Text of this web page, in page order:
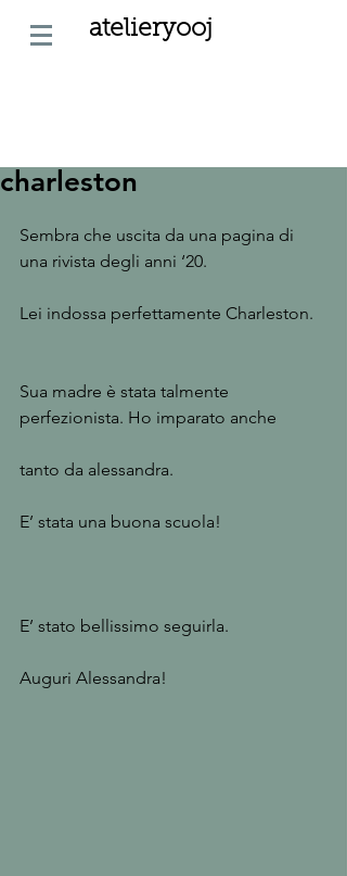
atelieryooj
charleston
Sembra che uscita da una pagina di
una rivista degli anni ‘20.
Lei indossa perfettamente Charleston.
Sua madre è stata talmente
perfezionista. Ho imparato anche
tanto da alessandra.
E’ stata una buona scuola!
E’ stato bellissimo seguirla.
Auguri Alessandra!